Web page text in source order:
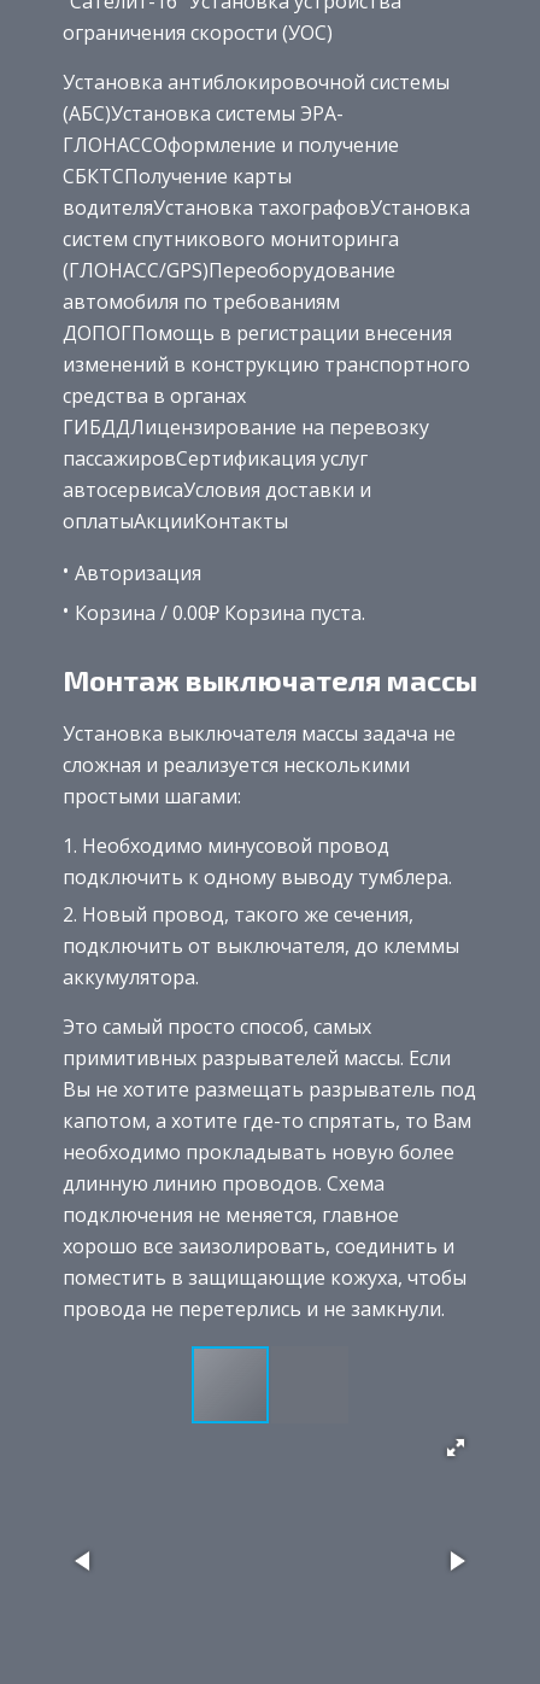
ограничения скорости (УОС)
Установка антиблокировочной системы
(АБС)Установка системы ЭРА-
ГЛОНАССОформление и получение
СБКТСПолучение карты
водителяУстановка тахографовУстановка
систем спутникового мониторинга
(ГЛОНАСС/GPS)Переоборудование
автомобиля по требованиям
ДОПОГПомощь в регистрации внесения
изменений в конструкцию транспортного
средства в органах
ГИБДДЛицензирование на перевозку
пассажировСертификация услуг
автосервисаУсловия доставки и
оплатыАкцииКонтакты
Авторизация
Корзина / 0.00₽ Корзина пуста.
Монтаж выключателя массы
Установка выключателя массы задача не
сложная и реализуется несколькими
простыми шагами:
Необходимо минусовой провод
подключить к одному выводу тумблера.
Новый провод, такого же сечения,
подключить от выключателя, до клеммы
аккумулятора.
Это самый просто способ, самых
примитивных разрывателей массы. Если
Вы не хотите размещать разрыватель под
капотом, а хотите где-то спрятать, то Вам
необходимо прокладывать новую более
длинную линию проводов. Схема
подключения не меняется, главное
хорошо все заизолировать, соединить и
поместить в защищающие кожуха, чтобы
провода не перетерлись и не замкнули.